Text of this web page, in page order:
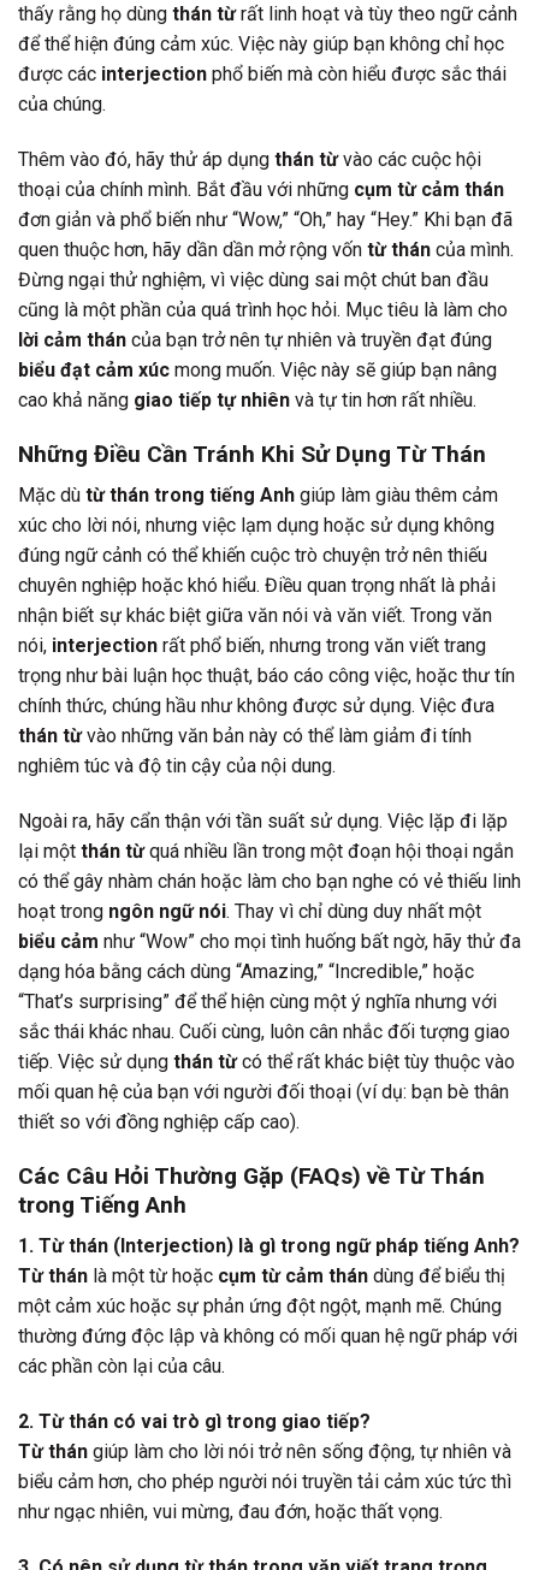
thấy rằng họ dùng thán từrất linh hoạt và tùy theo ngữ cảnh
để thể hiện đúng cảm xúc. Việc này giúp bạn không chỉ học
được các interjection phổ biến mà còn hiểu được sắc thái
của chúng.
Thêm vào đó, hãy thử áp dụng thán từvào các cuộc hội
thoại của chính mình. Bắt đầu với những cụm từ cảm thán
đơn giản và phổ biến như “Wow,” “Oh,” hay “Hey.” Khi bạn đã
quen thuộc hơn, hãy dần dần mở rộng vốn từ thán của mình.
Đừng ngại thử nghiệm, vì việc dùng sai một chút ban đầu
cũng là một phần của quá trình học hỏi. Mục tiêu là làm cho
lời cảm thán của bạn trở nên tự nhiên và truyền đạt đúng
biểu đạt cảm xúc mong muốn. Việc này sẽ giúp bạn nâng
cao khả năng giao tiếp tự nhiên và tự tin hơn rất nhiều.
Những Điều Cần Tránh Khi Sử Dụng Từ Thán
Mặc dù từ thán trong tiếng Anh giúp làm giàu thêm cảm
xúc cho lời nói, nhưng việc lạm dụng hoặc sử dụng không
đúng ngữ cảnh có thể khiến cuộc trò chuyện trở nên thiếu
chuyên nghiệp hoặc khó hiểu. Điều quan trọng nhất là phải
nhận biết sự khác biệt giữa văn nói và văn viết. Trong văn
nói, interjection rất phổ biến, nhưng trong văn viết trang
trọng như bài luận học thuật, báo cáo công việc, hoặc thư tín
chính thức, chúng hầu như không được sử dụng. Việc đưa
thán từvào những văn bản này có thể làm giảm đi tính
nghiêm túc và độ tin cậy của nội dung.
Ngoài ra, hãy cẩn thận với tần suất sử dụng. Việc lặp đi lặp
lại một thán từquá nhiều lần trong một đoạn hội thoại ngắn
có thể gây nhàm chán hoặc làm cho bạn nghe có vẻ thiếu linh
hoạt trong ngôn ngữ nói. Thay vì chỉ dùng duy nhất một
biểu cảm như “Wow” cho mọi tình huống bất ngờ, hãy thử đa
dạng hóa bằng cách dùng “Amazing,” “Incredible,” hoặc
“That’s surprising” để thể hiện cùng một ý nghĩa nhưng với
sắc thái khác nhau. Cuối cùng, luôn cân nhắc đối tượng giao
tiếp. Việc sử dụng thán từcó thể rất khác biệt tùy thuộc vào
mối quan hệ của bạn với người đối thoại (ví dụ: bạn bè thân
thiết so với đồng nghiệp cấp cao).
Các Câu Hỏi Thường Gặp (FAQs) về Từ Thán
trong Tiếng Anh
1. Từ thán (Interjection) là gì trong ngữ pháp tiếng Anh?
Từ thán là một từ hoặc cụm từ cảm thán dùng để biểu thị
một cảm xúc hoặc sự phản ứng đột ngột, mạnh mẽ. Chúng
thường đứng độc lập và không có mối quan hệ ngữ pháp với
các phần còn lại của câu.
2. Từ thán có vai trò gì trong giao tiếp?
Từ thán giúp làm cho lời nói trở nên sống động, tự nhiên và
biểu cảm hơn, cho phép người nói truyền tải cảm xúc tức thì
như ngạc nhiên, vui mừng, đau đớn, hoặc thất vọng.